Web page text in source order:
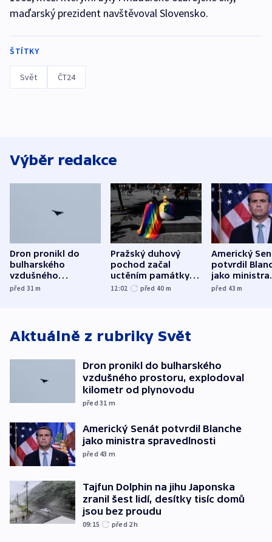
maďarský prezident navštěvoval Slovensko.
ŠTÍTKY
Svět ČT24
Výběr redakce
Dron pronikl do
bulharského
vzdušného
prostoru,
před 31m
Pražský duhový
pochod začal
uctěním památky
obětí berlínského
12:02 před 40 m
Americký
potvrdil
jako ministra
před 43m
Aktuálně z rubriky Svět
Dron pronikl do bulharského
vzdušného prostoru, explodoval
kilometr od plynovodu
před 31 m
Americký Senát potvrdil Blanche
jako ministra spravedlnosti
před 43 m
Tajfun Dolphin na jihu Japonska
zranil šest lidí, desítky tisíc domů
jsou bez proudu
09:15 před 2h